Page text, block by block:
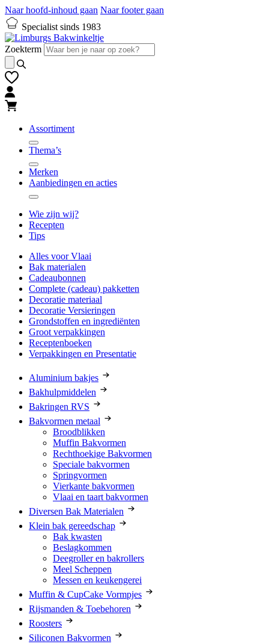
Naar hoofd-inhoud gaan Naar footer gaan
Specialist sinds 1983
Zoekterm
Assortiment
Thema’s
Merken
Aanbiedingen en acties
Wie zijn wij?
Recepten
Tips
Alles voor Vlaai
Bak materialen
Cadeaubonnen
Complete (cadeau) pakketten
Decoratie materiaal
Decoratie Versieringen
Grondstoffen en ingrediënten
Groot verpakkingen
Receptenboeken
Verpakkingen en Presentatie
Aluminium bakjes
Bakhulpmiddelen
Bakringen RVS
Bakvormen metaal
Broodblikken
Muffin Bakvormen
Rechthoekige Bakvormen
Speciale bakvormen
Springvormen
Vierkante bakvormen
Vlaai en taart bakvormen
Diversen Bak Materialen
Klein bak gereedschap
Bak kwasten
Beslagkommen
Deegroller en bakrollers
Meel Scheppen
Messen en keukengerei
Muffin & CupCake Vormpjes
Rijsmanden & Toebehoren
Roosters
Siliconen Bakvormen